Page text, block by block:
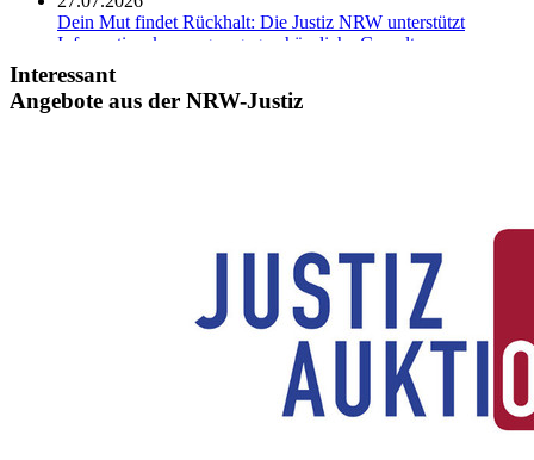
Dein Mut findet Rückhalt: Die Justiz NRW unterstützt
Informationskampagne gegen häusliche Gewalt
10.07.2026
Anerkennung für innovative Suizidpräventionsarbeit: JVA
Köln ausgezeichnet
288 Anwärterinnen und Anwärter des Jahrgangs 2024/2026
der Justizvollzugsschule NRW geehrt
RechtSpecial - Schiedsleute helfen Streit schlichten!
Interessant
Angebote aus der NRW-Justiz